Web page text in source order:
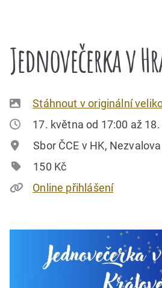
Jednovečerka v
Stáhnout v originální
17. května od 17:00 až
Sbor ČCE v HK,
150 Kč
Online přihlášení